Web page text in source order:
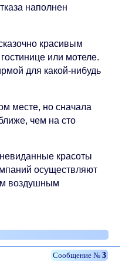
наполнен
красивым
или мотеле.
для какой-нибудь
месте, но сначала
чем на сто
красоты
осуществляют
воздушным
3